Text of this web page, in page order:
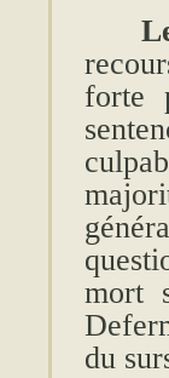
forte
mort
du